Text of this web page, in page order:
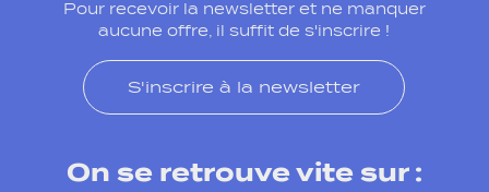
Pour recevoir la newsletter et ne manquer
aucune offre, il suffit de s'inscrire !
S'inscrire à la newsletter
On se retrouve vite sur :